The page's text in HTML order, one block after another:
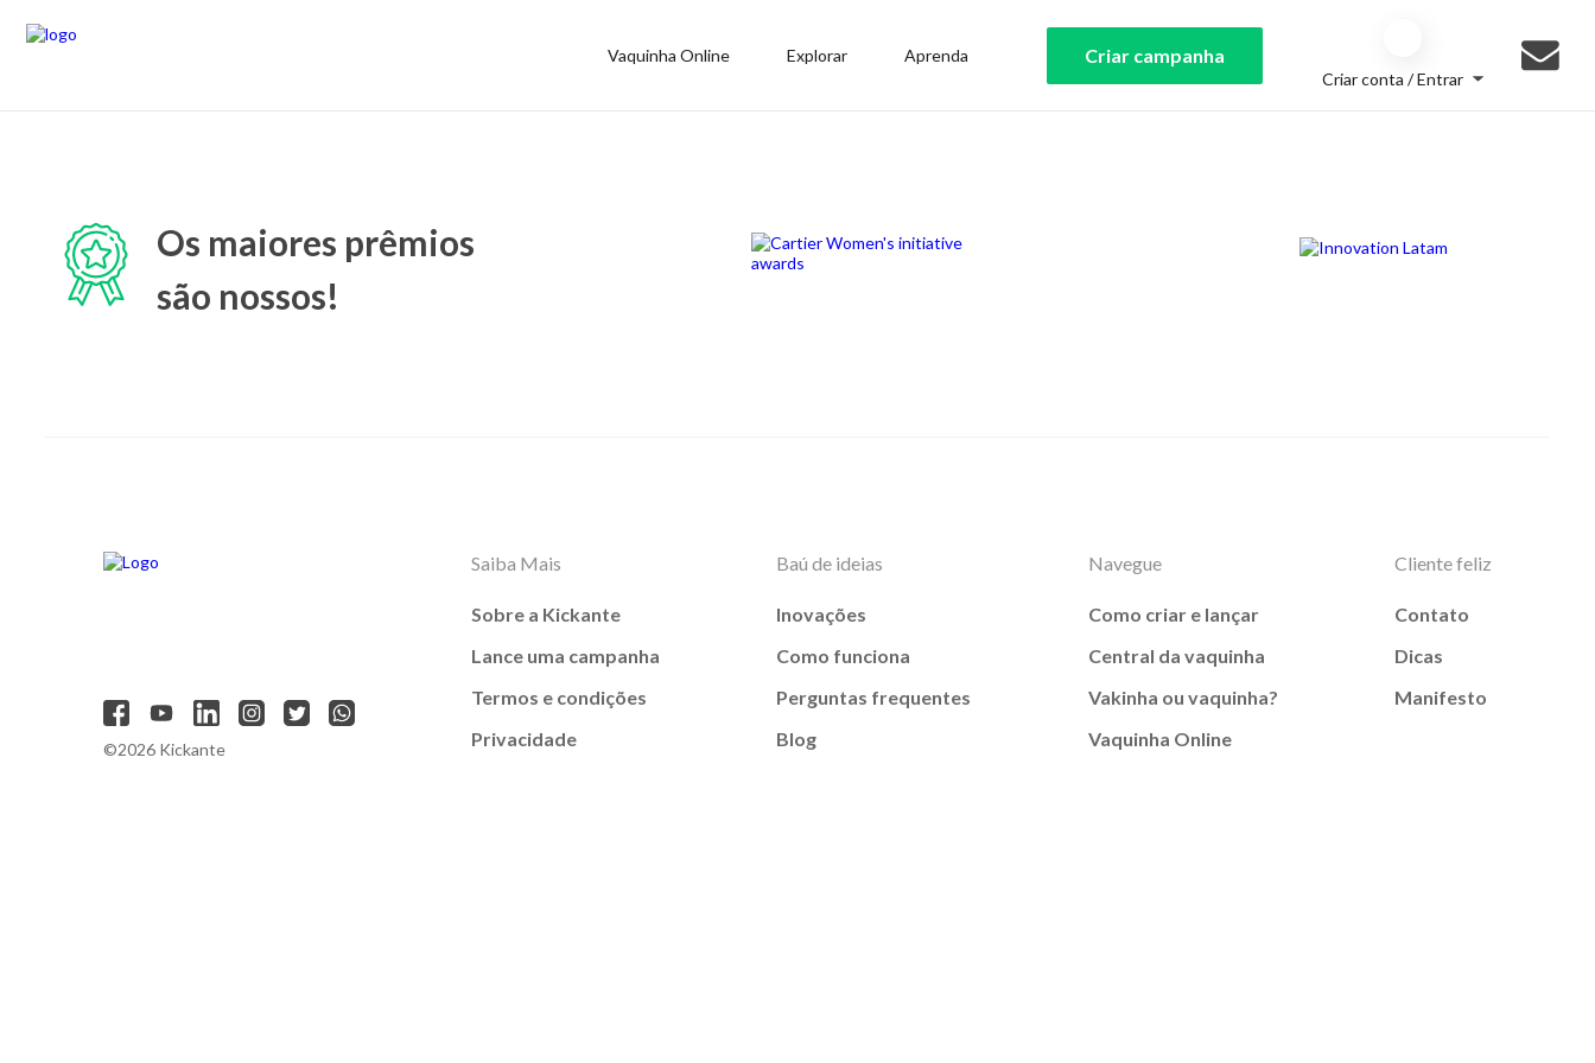
Vaquinha Online Explorar Aprenda Criar campanha
Criar conta / Entrar
Os maiores prêmios
são nossos!
©2026 Kickante
Saiba Mais
Sobre a Kickante
Lance uma campanha
Termos e condições
Privacidade
Baú de ideias
Inovações
Como funciona
Perguntas frequentes
Blog
Navegue
Como criar e lançar
Central da vaquinha
Vakinha ou vaquinha?
Vaquinha Online
Cliente feliz
Contato
Dicas
Manifesto